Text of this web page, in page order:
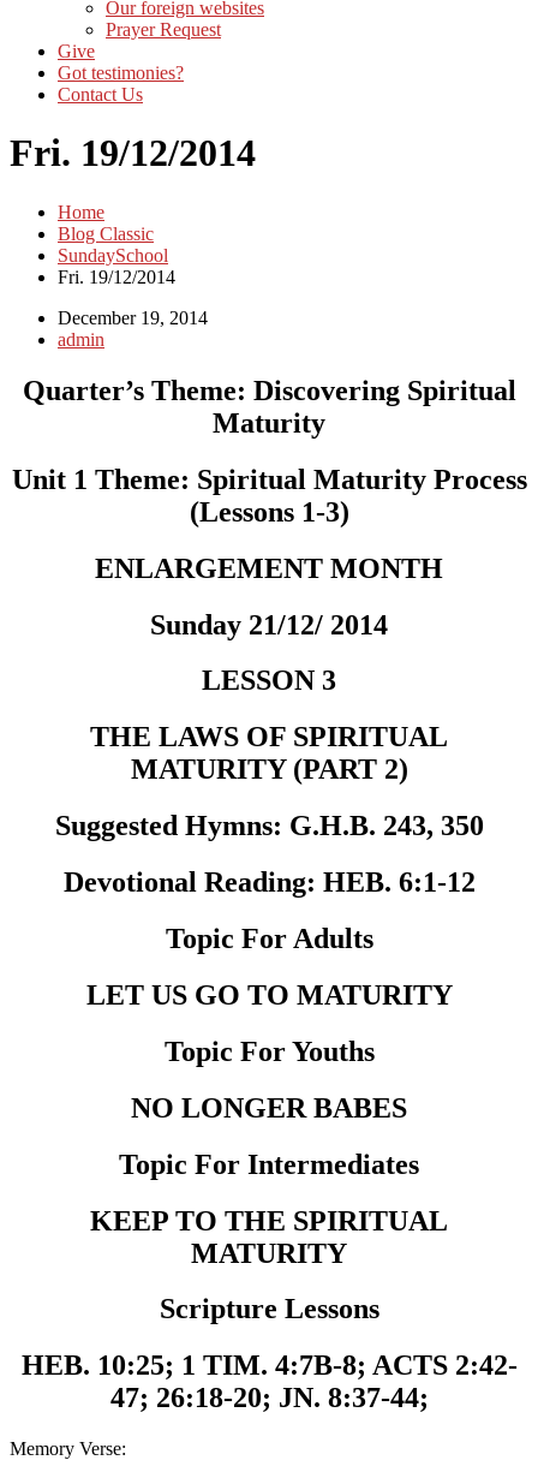
Our foreign websites
Prayer Request
Give
Got testimonies?
Contact Us
Fri. 19/12/2014
Home
Blog Classic
SundaySchool
Fri. 19/12/2014
December 19, 2014
admin
Quarter’s Theme: Discovering Spiritual
Maturity
Unit 1 Theme: Spiritual Maturity Process
(Lessons 1-3)
ENLARGEMENT MONTH
Sunday 21/12/ 2014
LESSON 3
THE LAWS OF SPIRITUAL
MATURITY (PART 2)
Suggested Hymns: G.H.B. 243, 350
Devotional Reading: HEB. 6:1-12
Topic For Adults
LET US GO TO MATURITY
Topic For Youths
NO LONGER BABES
Topic For Intermediates
KEEP TO THE SPIRITUAL
MATURITY
Scripture Lessons
HEB. 10:25; 1 TIM. 4:7B-8; ACTS 2:42-
47; 26:18-20; JN. 8:37-44;
Memory Verse: